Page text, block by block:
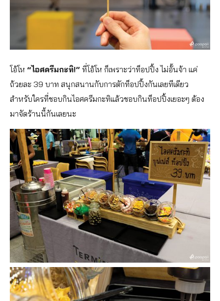
โอ้โห “ไอศครีมกะทิ!” ที่โอ้โห ก็เพราะว่าท็อปปิ้ง ไม่อั้นจ้า แค่
ถ้วยละ 39 บาท สนุกสนานกับการตักท็อปปิ้งกันเลยทีเดียว
สำหรับใครที่ชอบกินไอศครีมกะทิแล้วชอบกินท็อปปิ้งเยอะๆ ต้อง
มาจัดร้านนี้กันเลยนะ